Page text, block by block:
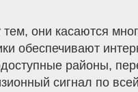
они касаются
обеспечивают
районы,
сигнал по